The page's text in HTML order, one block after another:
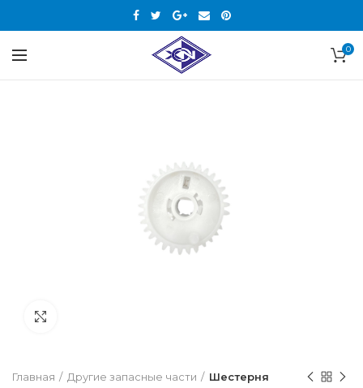
0
Главная Другие запасные части Шестерня